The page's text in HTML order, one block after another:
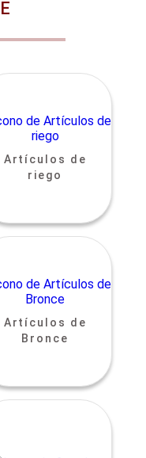
Artículos de
riego
Artículos de
Bronce